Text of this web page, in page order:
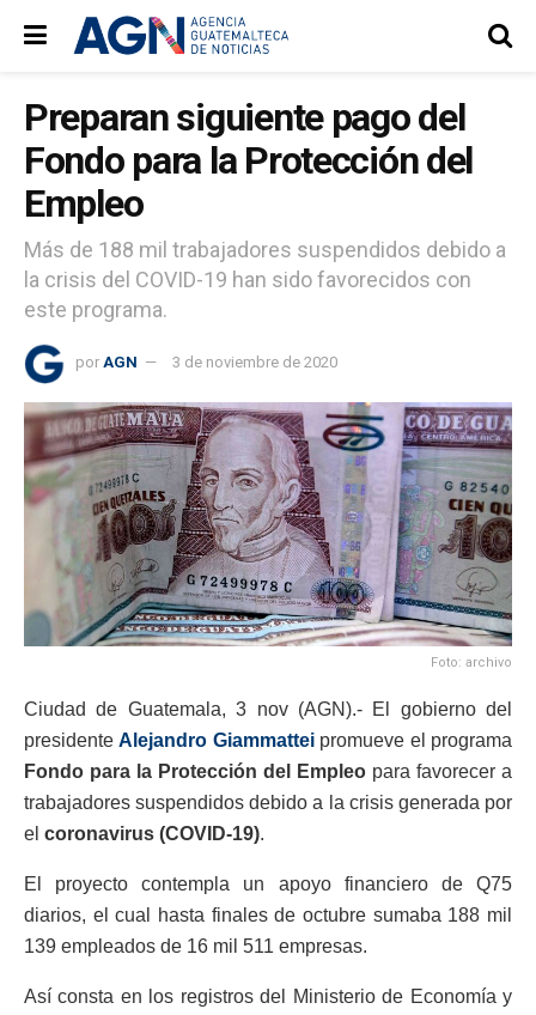
Preparan siguiente pago del
Fondo para la Protección del
Empleo
Más de 188 mil trabajadores suspendidos debido a
la crisis del COVID-19 han sido favorecidos con
este programa.
por AGN 3 de noviembre de 2020
Foto: archivo
Ciudad de Guatemala, 3 nov (AGN).- El gobierno del
presidenteAlejandro Giammatteipromueve el programa
Fondo para la Protección del Empleo para favorecer a
trabajadores suspendidos debido a la crisis generada por
el coronavirus (COVID-19).
El proyecto contempla un apoyo financiero de Q75
diarios, el cual hasta finales de octubre sumaba 188 mil
139 empleados de 16 mil 511 empresas.
Así consta en los registros del Ministerio de Economía y